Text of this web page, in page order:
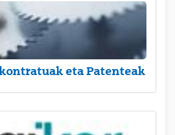
eta Patenteak